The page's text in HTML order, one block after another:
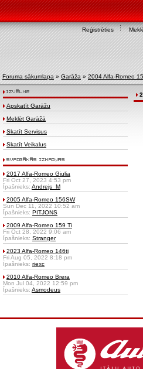
Reģistrēties
Foruma sākumlapa » Garāža » 2004 Alfa-Romeo
Apskatīt Garāžu
Meklēt Garāžā
Skatīt Servisus
Skatīt Veikalus
2017 Alfa-Romeo Giulia
Fri Oct 27, 2023 4:53 pm
Īpašnieks: Andrejs_M
2005 Alfa-Romeo 156SW
Sun Dec 11, 2022 10:52 am
Īpašnieks: PITJONS
2009 Alfa-Romeo 159 Ti
Fri Oct 28, 2022 9:06 am
Īpašnieks: Stranger
2023 Alfa-Romeo 146ti
Fri Aug 05, 2022 8:18 pm
Īpašnieks: riexc
2010 Alfa-Romeo Brera
Mon Jul 04, 2022 12:59 pm
Īpašnieks: Asmodeus